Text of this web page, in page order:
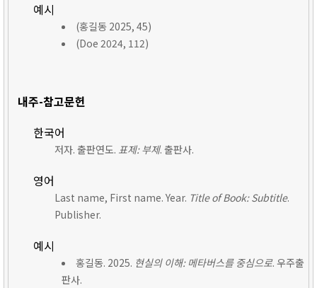
예시
(홍길동 2025, 45)
(Doe 2024, 112)
내주-참고문헌
한국어
저자. 출판연도. 표제: 부제. 출판사.
영어
Last name, First name. Year. Title of Book: Subtitle.
Publisher.
예시
홍길동. 2025. 현실의 이해: 메타버스를 중심으로. 우주출
판사.